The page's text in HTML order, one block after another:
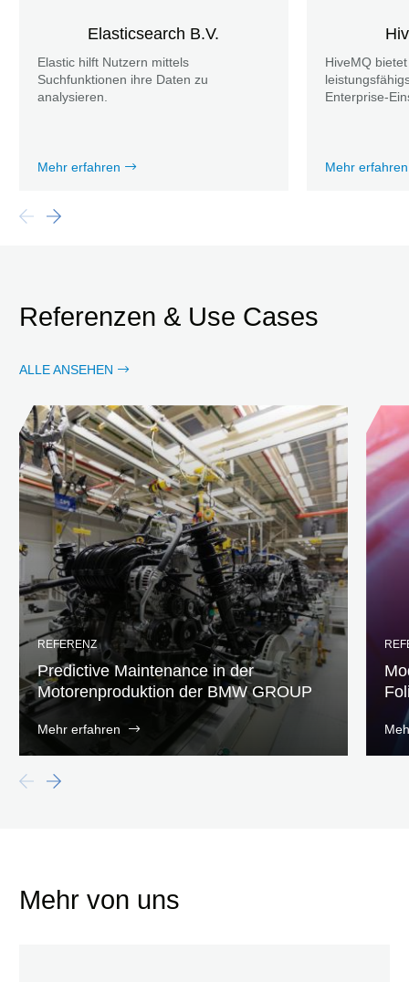
Elasticsearch B.V.
Elastic hilft Nutzern mittels
Suchfunktionen ihre Daten zu
analysieren.
Mehr erfahren
HiveMQ
Enterprise-
Mehr erfahren
Referenzen & Use Cases
ALLE ANSEHEN
REFERENZ
Predictive Maintenance in der
Motorenproduktion der BMW GROUP
Mehr erfahren
Mehr von uns